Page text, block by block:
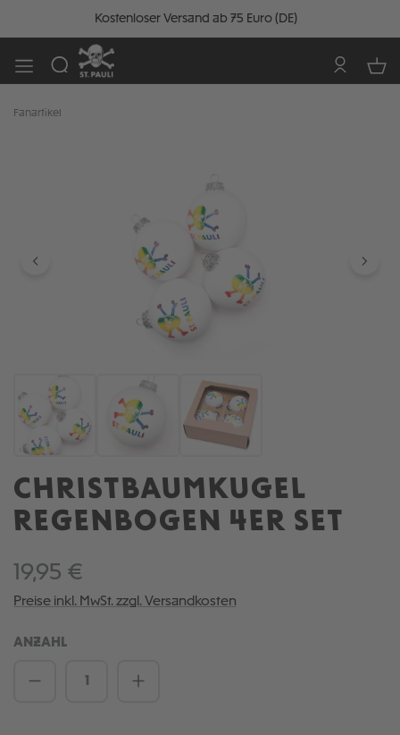
Kostenloser Versand ab 75 Euro (DE)
Fanartikel
CHRISTBAUMKUGEL
REGENBOGEN 4ER SET
19,95 €
Preise inkl. MwSt. zzgl. Versandkosten
ANZAHL
Produkt Anzahl: Gib den gewünschten